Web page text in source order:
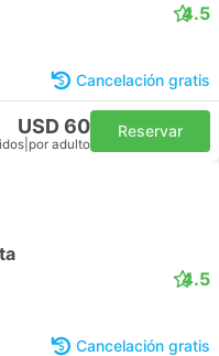
4.5
Cancelación gratis
USD 60
por adulto
Reservar
4.5
Cancelación gratis